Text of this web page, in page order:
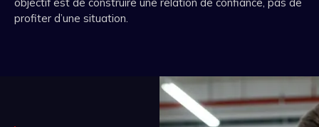
profiter d’une situation.